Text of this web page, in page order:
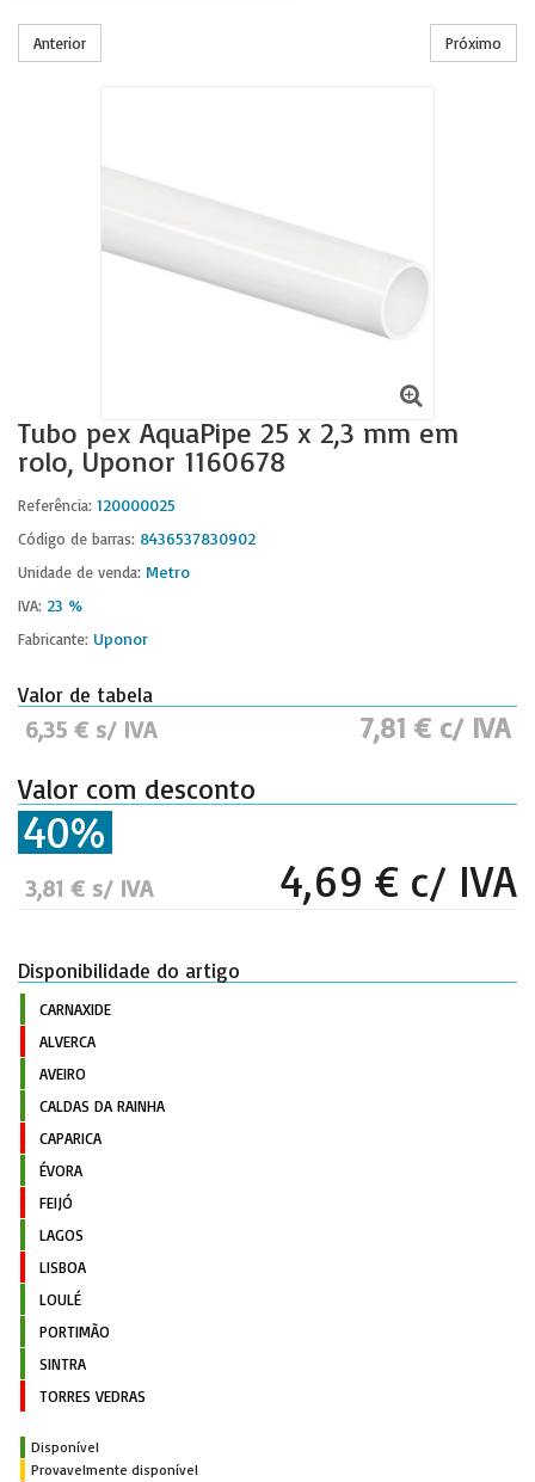
Anterior Próximo
Tubo pex AquaPipe 25 x 2,3 mm em
rolo, Uponor 1160678
Referência: 120000025
Código de barras: 8436537830902
Unidade de venda: Metro
IVA: 23 %
Fabricante: Uponor
Valor de tabela
6,35 € s/ IVA 7,81 € c/ IVA
Valor com desconto
40%
3,81 € s/ IVA 4,69 € c/ IVA
Disponibilidade do artigo
CARNAXIDE
ALVERCA
AVEIRO
CALDAS DA RAINHA
CAPARICA
ÉVORA
FEIJÓ
LAGOS
LISBOA
LOULÉ
PORTIMÃO
SINTRA
TORRES VEDRAS
Disponível
Provavelmente disponível